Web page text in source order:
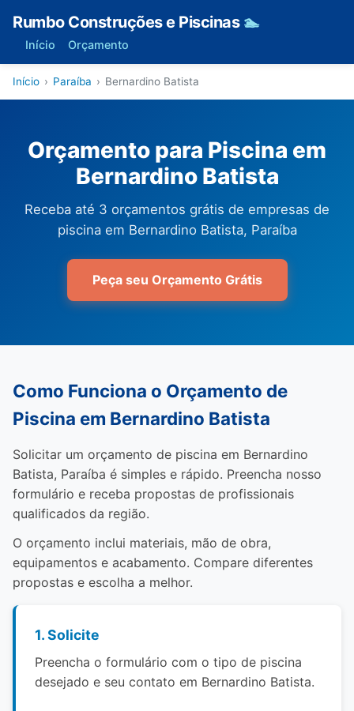
Rumbo Construções e Piscinas 🏊
Início Orçamento
Início › Paraíba › Bernardino Batista
Orçamento para Piscina em
Bernardino Batista
Receba até 3 orçamentos grátis de empresas de
piscina em Bernardino Batista, Paraíba
Peça seu Orçamento Grátis
Como Funciona o Orçamento de
Piscina em Bernardino Batista
Solicitar um orçamento de piscina em Bernardino
Batista, Paraíba é simples e rápido. Preencha nosso
formulário e receba propostas de profissionais
qualificados da região.
O orçamento inclui materiais, mão de obra,
equipamentos e acabamento. Compare diferentes
propostas e escolha a melhor.
1. Solicite
Preencha o formulário com o tipo de piscina
desejado e seu contato em Bernardino Batista.